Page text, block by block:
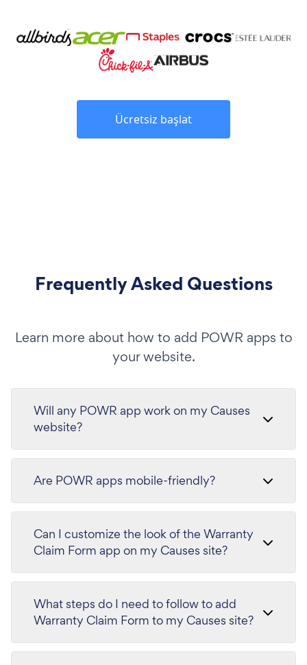
Ücretsiz başlat
Frequently Asked Questions
Learn more about how to add POWR apps to
your website.
Will any POWR app work on my Causes
website?
Are POWR apps mobile-friendly?
Can I customize the look of the Warranty
Claim Form app on my Causes site?
What steps do I need to follow to add
Warranty Claim Form to my Causes site?